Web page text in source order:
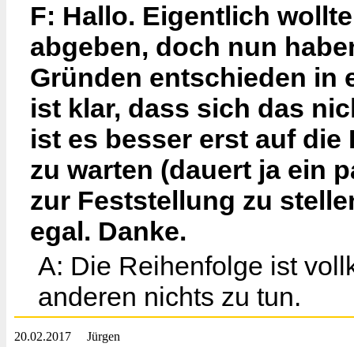
F: Hallo. Eigentlich
abgeben, doch nun
Gründen entschieden in
ist klar, dass sich das
ist es besser erst auf
zu warten (dauert ja ein
zur Feststellung zu
egal. Danke.
A: Die Reihenfolge ist
anderen nichts zu tun.
20.02.2017 Jürgen